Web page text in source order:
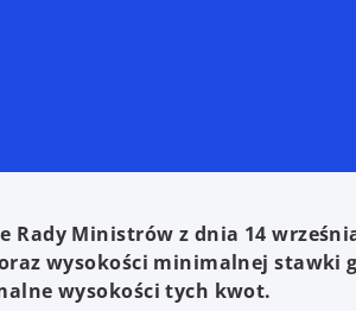
Ministrów z dnia 14
wysokości minimalnej stawki
wysokości tych kwot.